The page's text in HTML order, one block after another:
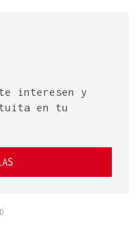
interesen y
en tu